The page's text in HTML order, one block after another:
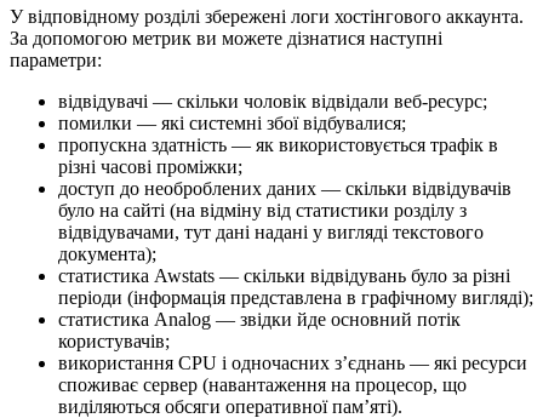
У відповідному розділі збережені логи хостінгового аккаунта.
За допомогою метрик ви можете дізнатися наступні
параметри:
відвідувачі — скільки чоловік відвідали веб-ресурс;
помилки — які системні збої відбувалися;
пропускна здатність — як використовується трафік в
різні часові проміжки;
доступ до необроблених даних — скільки відвідувачів
було на сайті (на відміну від статистики розділу з
відвідувачами, тут дані надані у вигляді текстового
документа);
статистика Awstats — скільки відвідувань було за різні
періоди (інформація представлена ​​в графічному вигляді);
статистика Analog — звідки йде основний потік
користувачів;
використання CPU і одночасних з’єднань — які ресурси
споживає сервер (навантаження на процесор, що
виділяються обсяги оперативної пам’яті).